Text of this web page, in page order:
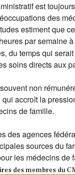
est
des
estiment que
heures par semaine
du temps qui
soins directs aux
non
qui accroît la
de famille.
des agences
sources du
les médecins de
des membres du